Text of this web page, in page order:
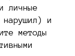
личные
нарушил) и
методы